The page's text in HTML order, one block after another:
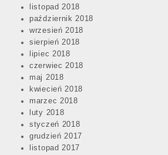
listopad 2018
październik 2018
wrzesień 2018
sierpień 2018
lipiec 2018
czerwiec 2018
maj 2018
kwiecień 2018
marzec 2018
luty 2018
styczeń 2018
grudzień 2017
listopad 2017